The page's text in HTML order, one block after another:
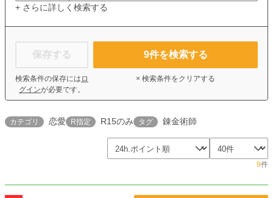
+ さらに詳しく検索する
保存する
検索条件の保存には ロ
グインが必要です。
9件を検索する
× 検索条件をクリアする
カテゴリ 恋愛 R指定 R15のみ タグ 錬金術師
9件